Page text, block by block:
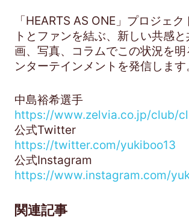
「HEARTS AS ONE」プロジェ
トとファンを結ぶ、新しい共感
画、写真、コラムでこの状況を
ンターテインメントを発信します
中島裕希選手
https://www.zelvia.co.jp/club/
公式Twitter
https://twitter.com/yukiboo13
公式Instagram
https://www.instagram.com/
関連記事